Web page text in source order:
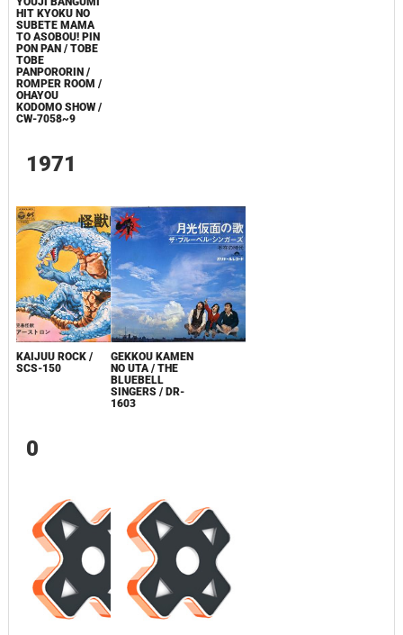
HIT KYOKU NO
SUBETE MAMA
TO ASOBOU! PIN
PON PAN / TOBE
TOBE
PANPORORIN /
ROMPER ROOM /
OHAYOU
KODOMO SHOW /
CW-7058~9
1971
KAIJUU ROCK /
SCS-150
GEKKOU KAMEN
NO UTA / THE
BLUEBELL
SINGERS / DR-
1603
0